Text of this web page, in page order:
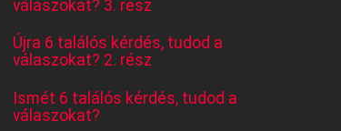
válaszokat? 3. rész
Újra 6 találós kérdés, tudod a
válaszokat? 2. rész
Ismét 6 találós kérdés, tudod a
válaszokat?